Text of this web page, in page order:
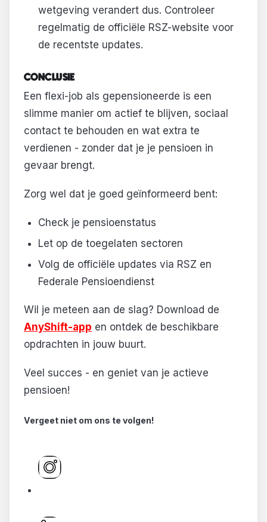
wetgeving verandert dus. Controleer
regelmatig de officiële RSZ-website voor
de recentste updates.
CONCLUSIE
Een flexi-job als gepensioneerde is een
slimme manier om actief te blijven, sociaal
contact te behouden en wat extra te
verdienen - zonder dat je je pensioen in
gevaar brengt.
Zorg wel dat je goed geïnformeerd bent:
Check je pensioenstatus
Let op de toegelaten sectoren
Volg de officiële updates via RSZ en
Federale Pensioendienst
Wil je meteen aan de slag? Download de
AnyShift-app en ontdek de beschikbare
opdrachten in jouw buurt.
Veel succes - en geniet van je actieve
pensioen!
Vergeet niet om ons te volgen!